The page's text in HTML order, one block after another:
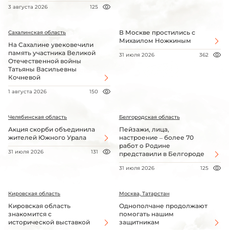
3 августа 2026 125
Сахалинская область
На Сахалине увековечили
память участника Великой
Отечественной войны
Татьяны Васильевны
Кочневой
1 августа 2026 150
В Москве простились с
Михаилом Ножкиным
31 июля 2026 362
Челябинская область
Акция скорби объединила
жителей Южного Урала
31 июля 2026 131
Белгородская область
Пейзажи, лица,
настроение – более 70
работ о Родине
представили в Белгороде
31 июля 2026 125
Кировская область
Кировская область
знакомится с
исторической выставкой
Москва, Татарстан
Однополчане продолжают
помогать нашим
защитникам